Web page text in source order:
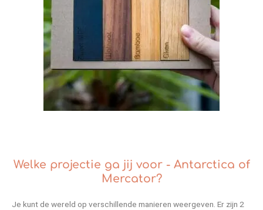
Welke projectie ga jij voor - Antarctica of
Mercator?
Je kunt de wereld op verschillende manieren weergeven. Er zijn 2